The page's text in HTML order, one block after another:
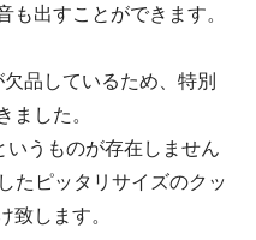
も出すことができます。
品しているため、特別
ました。
うものが存在しません
たピッタリサイズのクッ
致します。